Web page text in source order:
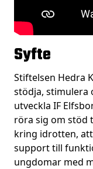
Syfte
Stiftelsen Hedra
stödja, stimulera
utveckla IF
röra sig om stöd
kring idrotten,
support till
ungdomar med